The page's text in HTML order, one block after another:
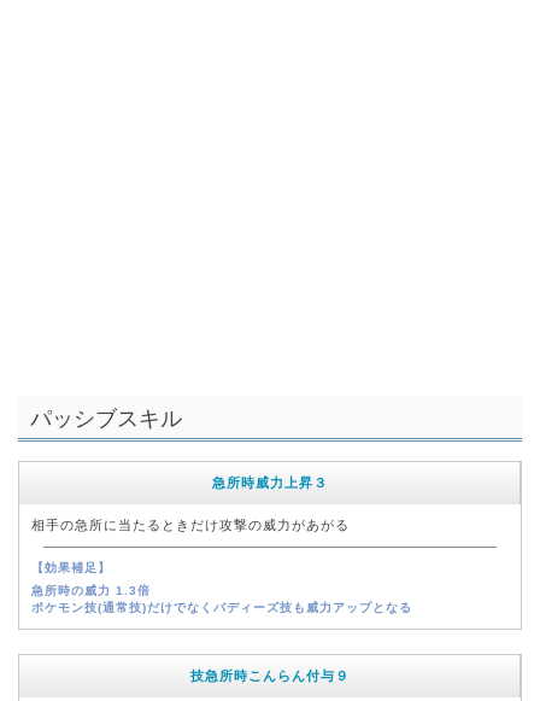
パッシブスキル
急所時威力上昇３
相手の急所に当たるときだけ攻撃の威力があがる
【効果補足】
急所時の威力 1.3倍
ポケモン技(通常技)だけでなくバディーズ技も威力アップとなる
技急所時こんらん付与９